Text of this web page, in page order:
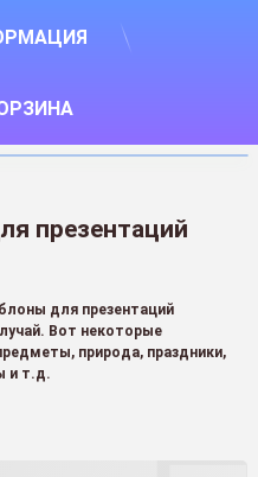
презентаций
для презентаций
Вот некоторые
природа, праздники,
и т.д.